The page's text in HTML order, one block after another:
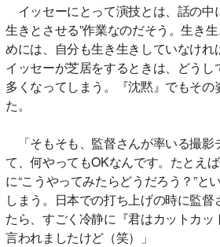
イッセーにとって演技とは、話の中
生きとさせる”作業なのだそう。生き
めには、自分も生き生きしていなけれ
イッセーが芝居をするときは、どう
多くなってしまう。『沈黙』でもその
た。
「そもそも、監督さんが率いる撮影
て、何やってもOKなんです。たとえ
に“こうやってみたらどうだろう？”と
しまう。日本での打ち上げの時に監
たら、すごく冷静に『君はカットカッ
言われましたけど（笑）」